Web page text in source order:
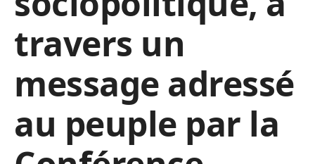
travers un
message adressé
au peuple par la